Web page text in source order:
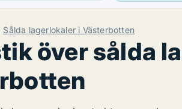
Sålda lagerlokaler i Västerbotten
över sålda